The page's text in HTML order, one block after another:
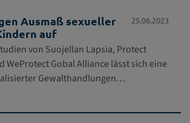
Ausmaß sexueller
auf
25.06.2023
von Suojellan Lapsia, Protect
WeProtect Gobal Alliance lässt sich eine
Gewalthandlungen…